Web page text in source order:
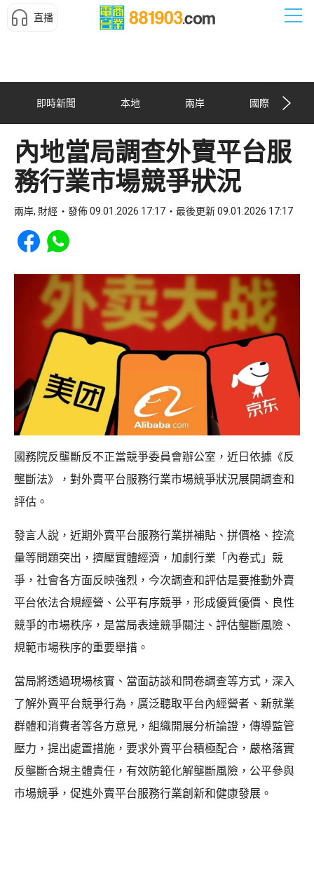
直播
即時新聞 本地 兩岸 國際
內地當局調查外賣平台服
務行業市場競爭狀況
兩岸, 財經 發佈 09.01.2026 17:17 最後更新 09.01.2026 17:17
Share to Facebook
Share to WhatsApp
國務院反壟斷反不正當競爭委員會辦公室，近日依據《反
壟斷法》，對外賣平台服務行業市場競爭狀況展開調查和
評估。
發言人說，近期外賣平台服務行業拼補貼、拼價格、控流
量等問題突出，擠壓實體經濟，加劇行業「內卷式」競
爭，社會各方面反映強烈，今次調查和評估是要推動外賣
平台依法合規經營、公平有序競爭，形成優質優價、良性
競爭的市場秩序，是當局表達競爭關注、評估壟斷風險、
規範市場秩序的重要舉措。
當局將透過現場核實、當面訪談和問卷調查等方式，深入
了解外賣平台競爭行為，廣泛聽取平台內經營者、新就業
群體和消費者等各方意見，組織開展分析論證，傳導監管
壓力，提出處置措施，要求外賣平台積極配合，嚴格落實
反壟斷合規主體責任，有效防範化解壟斷風險，公平參與
市場競爭，促進外賣平台服務行業創新和健康發展。